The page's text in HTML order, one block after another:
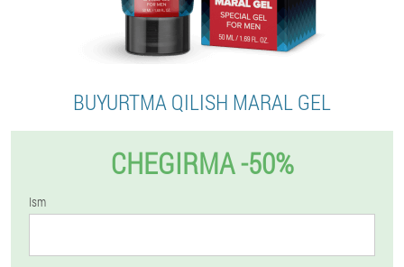
BUYURTMA QILISH MARAL GEL
CHEGIRMA -50%
Ism